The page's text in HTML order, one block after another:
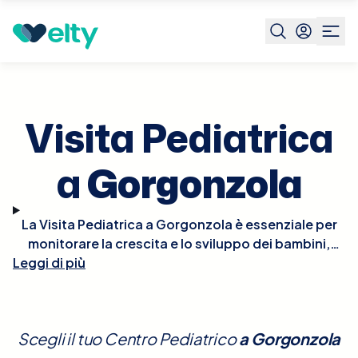
Prenota visita Gorgonzola
Visita Pediatrica
aGorgonzola
La Visita Pediatrica a Gorgonzola è essenziale per
monitorare la crescita e lo sviluppo dei bambini,
nonché per la prevenzione e il trattamento di
neurologico e comportamentale, e del benessere
Leggi di più
Scegli il tuo Centro PediatricoaGorgonzola